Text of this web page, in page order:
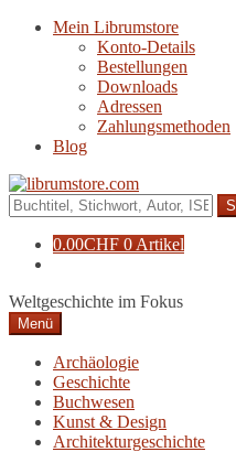
Navigation
Zum
Mein Librumstore
Konto-Details
Bestellungen
Downloads
Adressen
Zahlungsmethoden
Blog
Suche
nach:
0.00CHF 0 Artikel
Weltgeschichte im Fokus
Menü
Archäologie
Geschichte
Buchwesen
Kunst & Design
Architekturgeschichte